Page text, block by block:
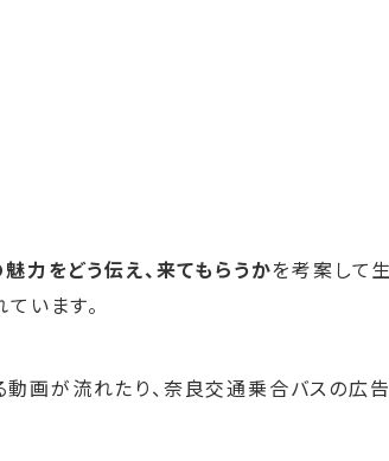
力をどう伝え、来てもらうかを考案して生
います。
画が流れたり、奈良交通乗合バスの広告